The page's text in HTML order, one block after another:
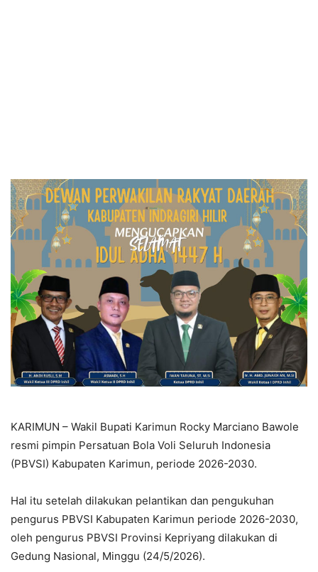
KARIMUN – Wakil Bupati Karimun Rocky Marciano Bawole
resmi pimpin Persatuan Bola Voli Seluruh Indonesia
(PBVSI) Kabupaten Karimun, periode 2026-2030.
Hal itu setelah dilakukan pelantikan dan pengukuhan
pengurus PBVSI Kabupaten Karimun periode 2026-2030,
oleh pengurus PBVSI Provinsi Kepriyang dilakukan di
Gedung Nasional, Minggu (24/5/2026).